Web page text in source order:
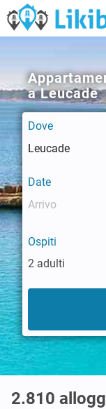
a Leucade
Dove
Date
Ospiti
2 adulti
2.810